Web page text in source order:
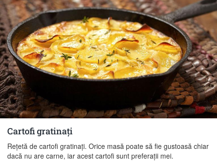
Cartofi gratinați
Rețetă de cartofi gratinați. Orice masă poate să fie gustoasă chiar
dacă nu are carne, iar acest cartofi sunt preferații mei.